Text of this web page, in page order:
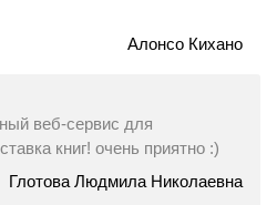
Алонсо Кихано
веб-сервис для
книг! очень приятно :)
Глотова Людмила Николаевна